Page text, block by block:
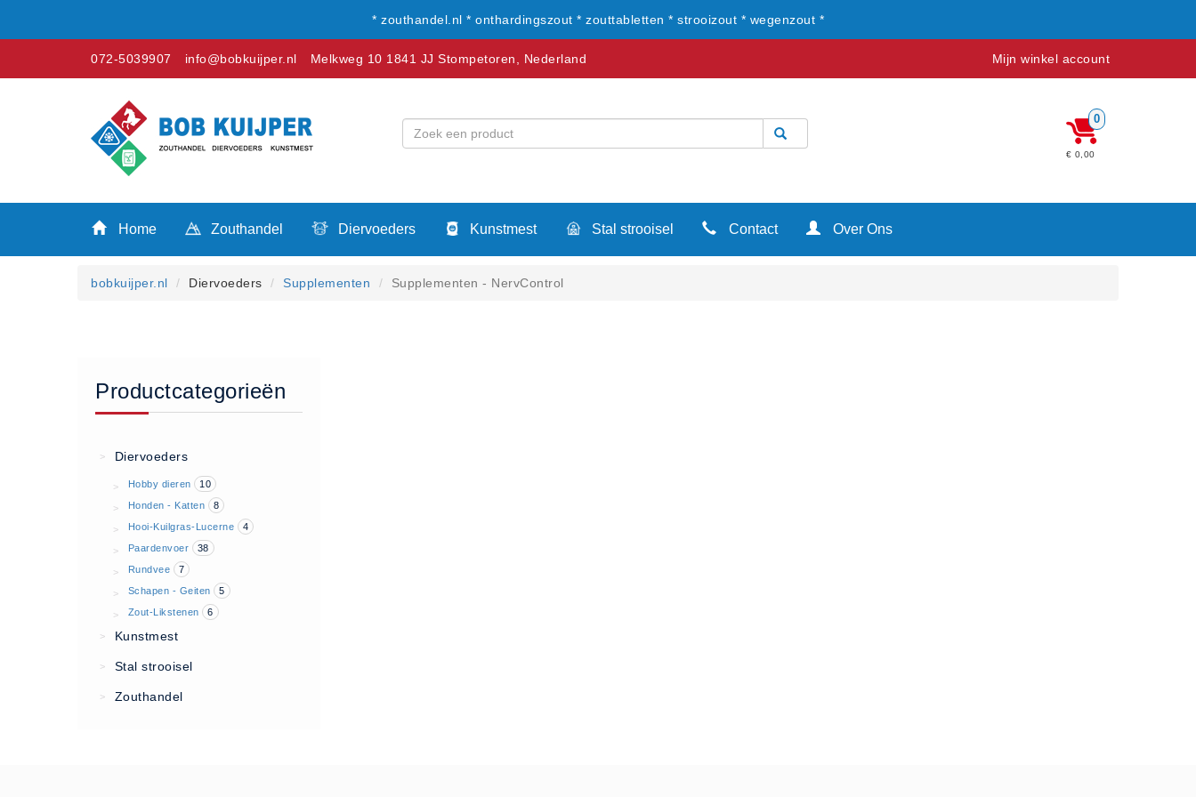
* zouthandel.nl * onthardingszout * zouttabletten * strooizout * wegenzout *
Diervoeders
Stal strooisel
Hartog Lucerne - Muesli (8)
Hobby dieren (10)
Honden - Katten (8)
072-5039907 info@bobkuijper.nl Melkweg 10 1841 JJ Stompetoren, Nederland Mijn winkel account
0
€ 0,00
Home Zouthandel Diervoeders Kunstmest Stal strooisel Contact Over Ons
bobkuijper.nl Diervoeders Supplementen Supplementen - NervControl
Productcategorieën
> Diervoeders
> Hobby dieren 10
> Honden - Katten 8
> Hooi-Kuilgras-Lucerne 4
> Paardenvoer 38
> Rundvee 7
> Schapen - Geiten 5
> Zout-Likstenen 6
> Kunstmest
> Stal strooisel
> Zouthandel